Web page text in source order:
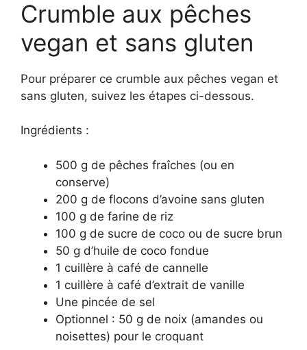
Crumble aux pêches
vegan et sans gluten
Pour préparer ce crumble aux pêches vegan et
sans gluten, suivez les étapes ci-dessous.
Ingrédients :
500 g de pêches fraîches (ou en
conserve)
200 g de flocons d’avoine sans gluten
100 g de farine de riz
100 g de sucre de coco ou de sucre brun
50 g d’huile de coco fondue
1 cuillère à café de cannelle
1 cuillère à café d’extrait de vanille
Une pincée de sel
Optionnel : 50 g de noix (amandes ou
noisettes) pour le croquant